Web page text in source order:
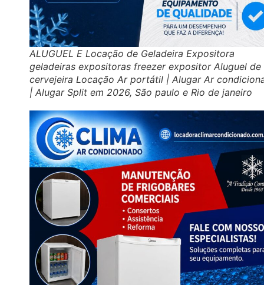
ALUGUEL E Locação de Geladeira Expositora
geladeiras expositoras freezer expositor Aluguel de
cervejeira Locação Ar portátil | Alugar Ar
| Alugar Split em 2026, São paulo e Rio de janeiro